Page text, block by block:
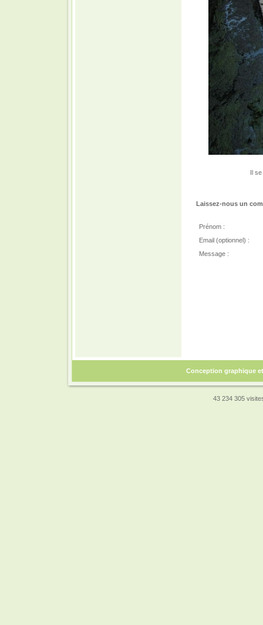
Il
Laissez-nous un
Prénom :
Email (optionnel) :
Message :
Conception graphique
43 234 305